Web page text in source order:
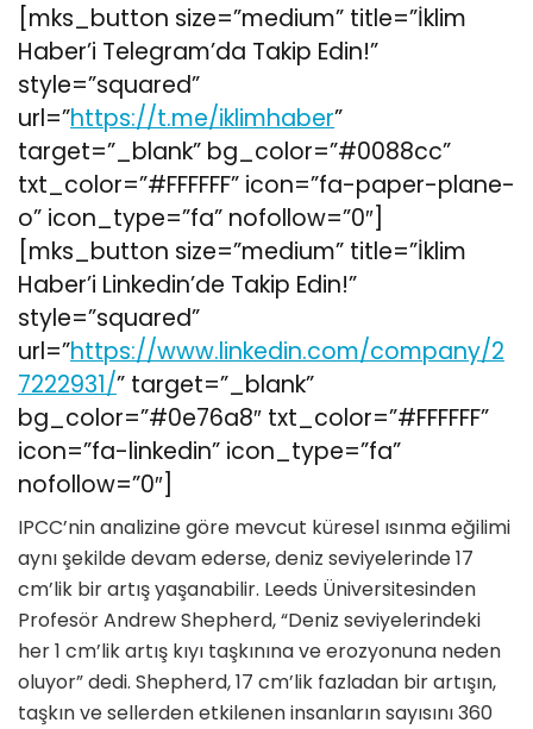
[mks_button size=”medium” title=”İklim
Haber’i Telegram’da Takip Edin!”
style=”squared”
url=”https://t.me/iklimhaber”
target=”_blank” bg_color=”#0088cc”
txt_color=”#FFFFFF” icon=”fa-paper-plane-
o” icon_type=”fa” nofollow=”0″]
[mks_button size=”medium” title=”İklim
Haber’i Linkedin’de Takip Edin!”
style=”squared”
url=”https://www.linkedin.com/company/2
7222931/” target=”_blank”
bg_color=”#0e76a8″ txt_color=”#FFFFFF”
icon=”fa-linkedin” icon_type=”fa”
nofollow=”0″]
IPCC’nin analizine göre mevcut küresel ısınma eğilimi
aynı şekilde devam ederse, deniz seviyelerinde 17
cm’lik bir artış yaşanabilir. Leeds Üniversitesinden
Profesör Andrew Shepherd, “Deniz seviyelerindeki
her 1 cm’lik artış kıyı taşkınına ve erozyonuna neden
oluyor” dedi. Shepherd, 17 cm’lik fazladan bir artışın,
taşkın ve sellerden etkilenen insanların sayısını 360